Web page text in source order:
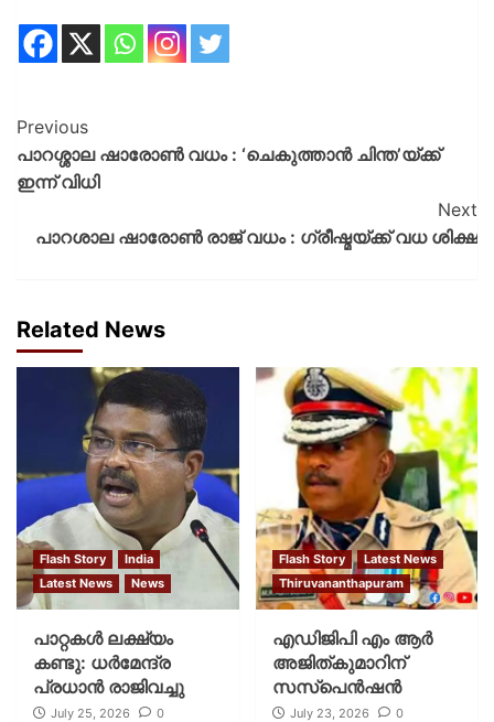
Previous
പാറശ്ശാല ഷാരോൺ വധം : ‘ചെകുത്താൻ ചിന്ത’യ്ക്ക്
ഇന്ന് വിധി
Next
പാറശാല ഷാരോൺ രാജ് വധം : ഗ്രീഷ്മയ്ക്ക് വധ ശിക്ഷ
Related News
Flash Story
India
Latest News
News
പാറ്റകള്‍ ലക്ഷ്യം
കണ്ടു: ധര്‍മേന്ദ്ര
പ്രധാന്‍ രാജിവച്ചു
July 25, 2026 0
Flash Story
Latest News
Thiruvananthapuram
എഡിജിപി എം ആർ
അജിത്കുമാറിന്
സസ്പെൻഷൻ
July 23, 2026 0